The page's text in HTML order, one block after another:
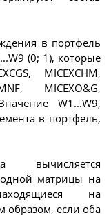
в портфель
(0; 1), которые
MICEXCHM,
MICEXO&G,
W1...W9,
в портфель,
вычисляется
матрицы на
на
образом, если оба